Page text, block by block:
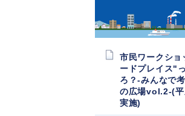
市民ワークシ
ードプレイス"
ろ？-みんなで
の広場vol.2-(平
実施)